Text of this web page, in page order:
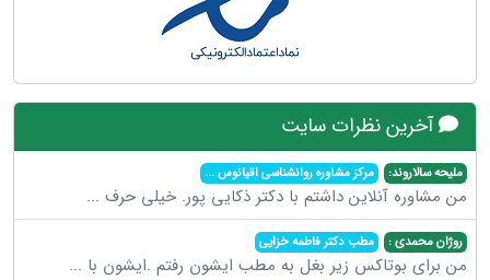
آخرین نظرات سایت
ملیحه سالاروند: مرکز مشاوره روانشناسی اقیانوس...
من مشاوره آنلاین داشتم با دکتر ذکایی پور. خیلی حرف ...
روژان محمدی : مطب دکتر فاطمه خزایی
من برای بوتاکس زیر بغل به مطب ایشون رفتم .ایشون با ...